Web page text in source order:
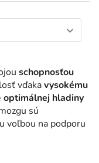
schopnosťou
vďakavysokému
optimálnej hladiny
sú
voľbou na podporu